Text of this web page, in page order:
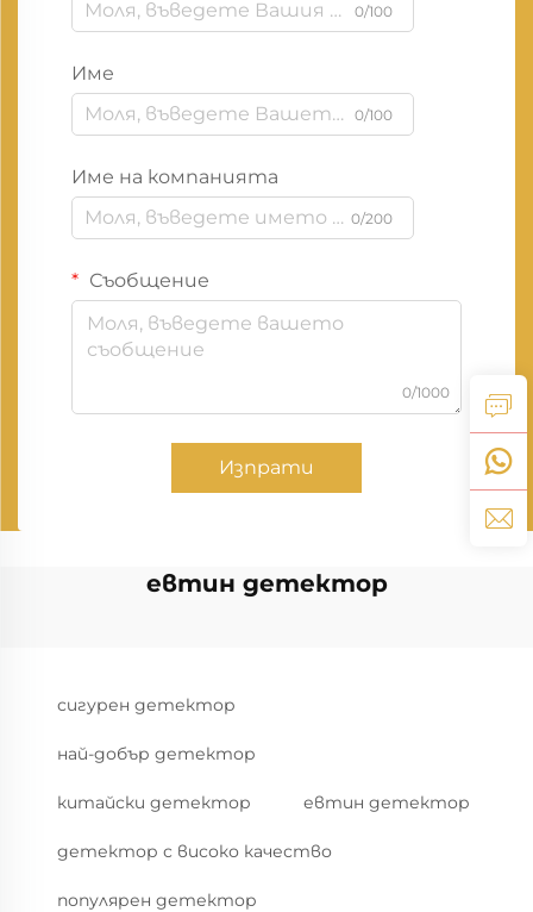
0/100
Име
0/100
Име на компанията
0/200
Съобщение
0/1000
Изпрати
евтин детектор
сигурен детектор
най-добър детектор
китайски детектор евтин детектор
детектор с високо качество
популярен детектор